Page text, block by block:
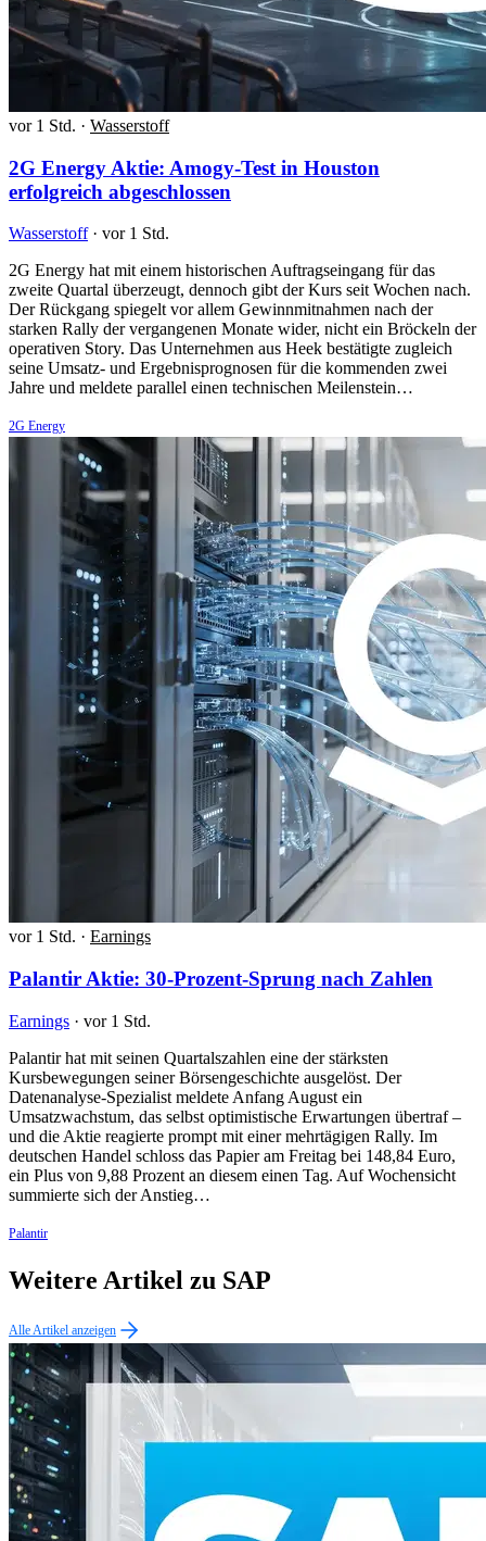
vor 1 Std. · Wasserstoff
2G Energy Aktie: Amogy-Test in Houston
erfolgreich abgeschlossen
Wasserstoff · vor 1 Std.
2G Energy hat mit einem historischen Auftragseingang für das
zweite Quartal überzeugt, dennoch gibt der Kurs seit Wochen nach.
Der Rückgang spiegelt vor allem Gewinnmitnahmen nach der
starken Rally der vergangenen Monate wider, nicht ein Bröckeln der
operativen Story. Das Unternehmen aus Heek bestätigte zugleich
seine Umsatz- und Ergebnisprognosen für die kommenden zwei
Jahre und meldete parallel einen technischen Meilenstein…
2G Energy
vor 1 Std. · Earnings
Palantir Aktie: 30-Prozent-Sprung nach Zahlen
Earnings · vor 1 Std.
Palantir hat mit seinen Quartalszahlen eine der stärksten
Kursbewegungen seiner Börsengeschichte ausgelöst. Der
Datenanalyse-Spezialist meldete Anfang August ein
Umsatzwachstum, das selbst optimistische Erwartungen übertraf –
und die Aktie reagierte prompt mit einer mehrtägigen Rally. Im
deutschen Handel schloss das Papier am Freitag bei 148,84 Euro,
ein Plus von 9,88 Prozent an diesem einen Tag. Auf Wochensicht
summierte sich der Anstieg…
Palantir
Weitere Artikel zu SAP
Alle Artikel anzeigen